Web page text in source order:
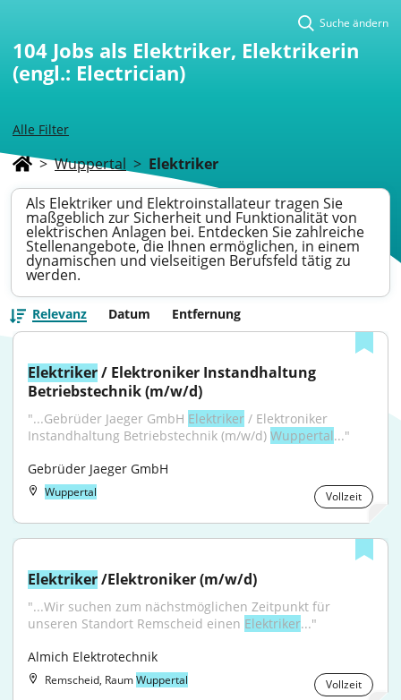
Alle Filter
Suche ändern
104 Jobs als Elektriker, Elektrikerin
(engl.: Electrician)
> Wuppertal > Elektriker
Als Elektriker und Elektroinstallateur tragen Sie
maßgeblich zur Sicherheit und Funktionalität von
elektrischen Anlagen bei. Entdecken Sie zahlreiche
Stellenangebote, die Ihnen ermöglichen, in einem
dynamischen und vielseitigen Berufsfeld tätig zu
werden.
Relevanz Datum Entfernung
Elektriker / Elektroniker Instandhaltung
Betriebstechnik (m/w/d)
"...Gebrüder Jaeger GmbH Elektriker / Elektroniker
Instandhaltung Betriebstechnik (m/w/d) Wuppertal..."
Gebrüder Jaeger GmbH
Wuppertal Vollzeit
Elektriker /Elektroniker (m/w/d)
"...Wir suchen zum nächstmöglichen Zeitpunkt für
unseren Standort Remscheid einen Elektriker..."
Almich Elektrotechnik
Remscheid, RaumWuppertal Vollzeit